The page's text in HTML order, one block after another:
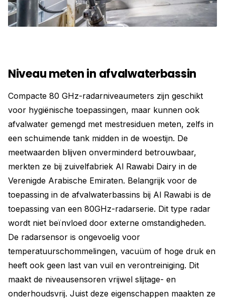
Niveau meten in afvalwaterbassin
Compacte 80 GHz-radarniveaumeters zijn geschikt
voor hygiënische toepassingen, maar kunnen ook
afvalwater gemengd met mestresiduen meten, zelfs in
een schuimende tank midden in de woestijn. De
meetwaarden blijven onverminderd betrouwbaar,
merkten ze bij zuivelfabriek Al Rawabi Dairy in de
Verenigde Arabische Emiraten. Belangrijk voor de
toepassing in de afvalwaterbassins bij Al Rawabi is de
toepassing van een 80GHz-radarserie. Dit type radar
wordt niet beïnvloed door externe omstandigheden.
De radarsensor is ongevoelig voor
temperatuurschommelingen, vacuüm of hoge druk en
heeft ook geen last van vuil en verontreiniging. Dit
maakt de niveausensoren vrijwel slijtage- en
onderhoudsvrij. Juist deze eigenschappen maakten ze